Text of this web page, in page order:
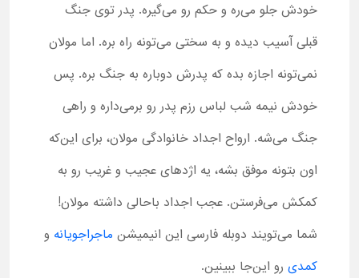
خودش جلو می‌ره و حکم رو می‌گیره. پدر توی جنگ
قبلی آسیب دیده و به سختی می‌تونه راه بره. اما مولان
نمی‌تونه اجازه بده که پدرش دوباره به جنگ بره. پس
خودش نیمه شب لباس رزم پدر رو برمی‌داره و راهی
جنگ می‌شه. ارواح اجداد خانوادگی مولان، برای این‌که
اون بتونه موفق بشه، یه اژدهای عجیب و غریب رو به
کمکش می‌فرستن. عجب اجداد باحالی داشته مولان!
شما می‌تویند دوبله فارسی این انیمیشن ماجراجویانه و
کمدی رو این‌جا ببینین.